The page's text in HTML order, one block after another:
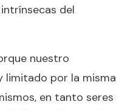
del
nuestro
limitado por la misma
en tanto seres